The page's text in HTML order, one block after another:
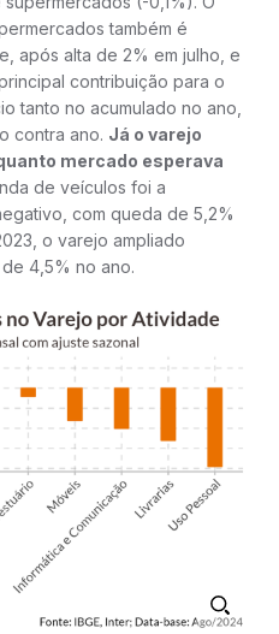
também é
após alta de 2% em julho, e
contribuição para o
tanto no acumulado no ano,
contra ano. Já o varejo
mercado esperava
de veículos foi a
com queda de 5,2%
o varejo ampliado
4,5% no ano.